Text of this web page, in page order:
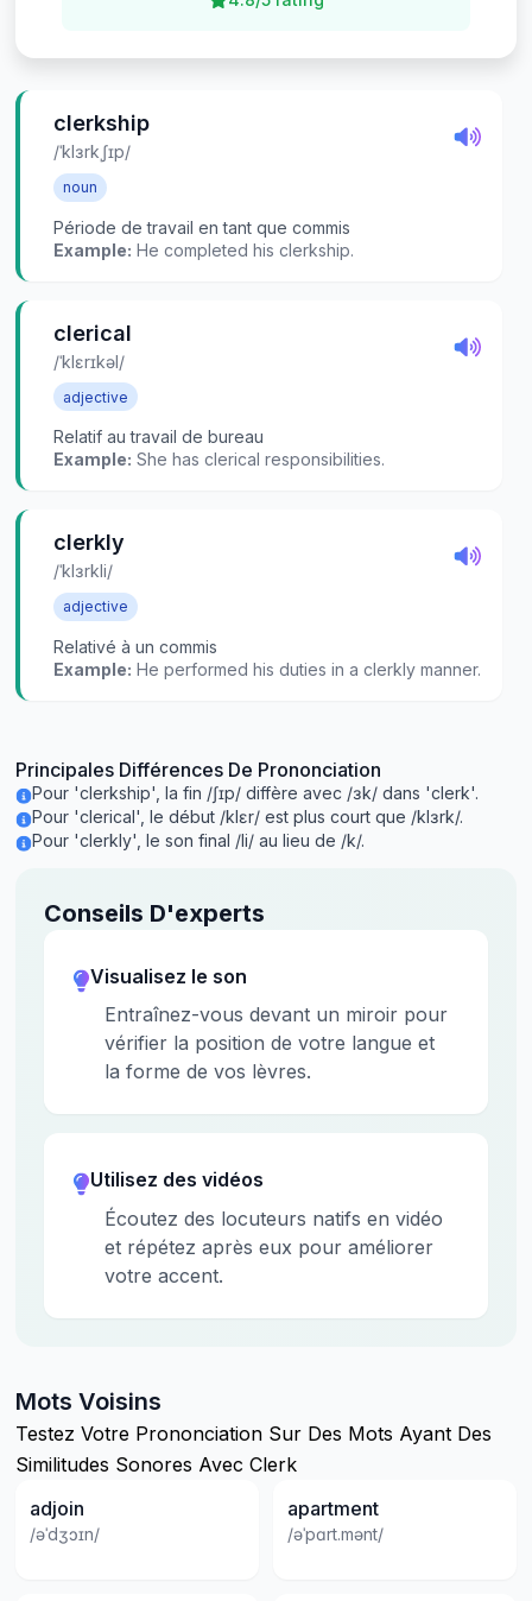
clerkship
/ˈklɜrkˌʃɪp/
noun
Période de travail en tant que commis
Example: He completed his clerkship.
clerical
/ˈklɛrɪkəl/
adjective
Relatif au travail de bureau
Example: She has clerical responsibilities.
clerkly
/ˈklɜrkli/
adjective
Relativé à un commis
Example: He performed his duties in a clerkly manner.
Principales Différences De Prononciation
Pour 'clerkship', la fin /ʃɪp/ diffère avec /ɜk/ dans 'clerk'.
Pour 'clerical', le début /klɛr/ est plus court que /klɜrk/.
Pour 'clerkly', le son final /li/ au lieu de /k/.
Conseils D'experts
Visualisez le son
Entraînez-vous devant un miroir pour
vérifier la position de votre langue et
la forme de vos lèvres.
Utilisez des vidéos
Écoutez des locuteurs natifs en vidéo
et répétez après eux pour améliorer
votre accent.
Mots Voisins
Testez Votre Prononciation Sur Des Mots Ayant Des
Similitudes Sonores Avec Clerk
adjoin
/əˈdʒɔɪn/
apartment
/əˈpɑrt.mənt/